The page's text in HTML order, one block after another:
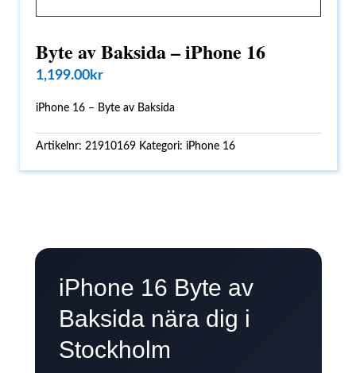
Byte av Baksida – iPhone 16
1,199.00kr
iPhone 16 – Byte av Baksida
Artikelnr:21910169 Kategori:iPhone 16
iPhone 16 Byte av
Baksida nära dig i
Stockholm